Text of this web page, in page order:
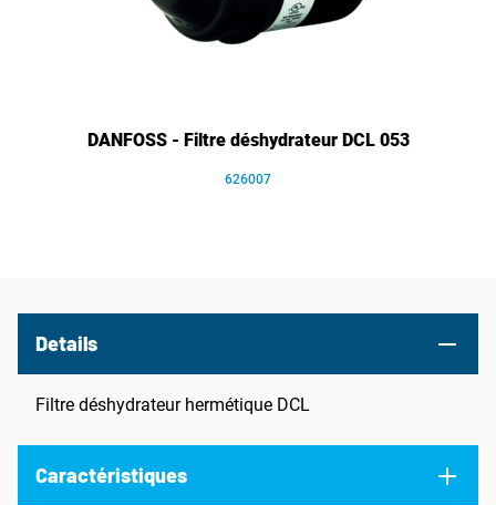
DANFOSS - Filtre déshydrateur DCL 053
626007
Details
Filtre déshydrateur hermétique DCL
Caractéristiques